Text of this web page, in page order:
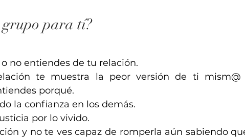
grupo para tí?
no entiendes de tu relación.
te muestra la peor versión de ti mism@
porqué.
la confianza en los demás.
por lo vivido.
y no te ves capaz de romperla aún sabiendo